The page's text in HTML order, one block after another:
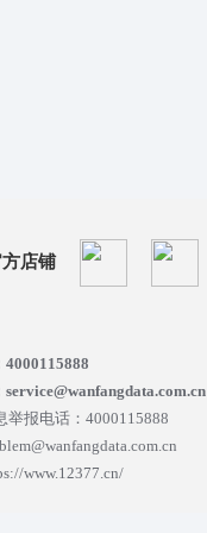
店铺
举报电话：4000115888
www.12377.cn/